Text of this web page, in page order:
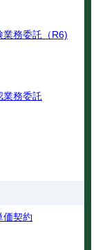
業務委託（R6)
業務委託
価契約